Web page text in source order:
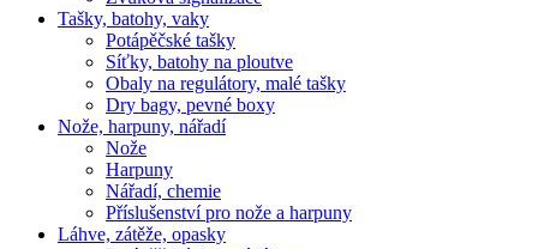
Tašky, batohy, vaky
Potápěčské tašky
Síťky, batohy na ploutve
Obaly na regulátory, malé tašky
Dry bagy, pevné boxy
Nože, harpuny, nářadí
Nože
Harpuny
Nářadí, chemie
Příslušenství pro nože a harpuny
Láhve, zátěže, opasky